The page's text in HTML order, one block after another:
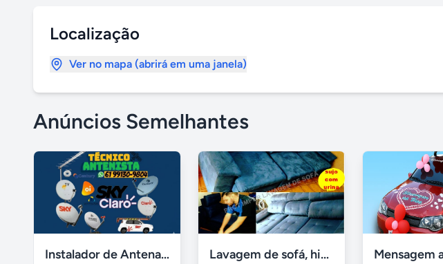
Localização
Ver no mapa (abrirá em uma janela)
Anúncios Semelhantes
Instalador de Antena Digital em Brasília Lavagem de sofá, higienização sofá, Impermeabilização